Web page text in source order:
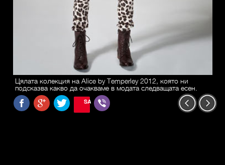
Цялата колекция на Alice by Temperley 2012, която ни
подсказва какво да очакваме в модата следващата есен.
SAVE